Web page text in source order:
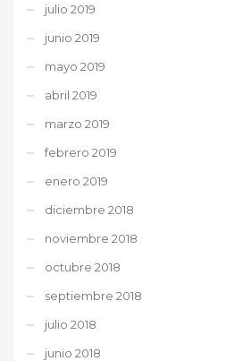
julio 2019
junio 2019
mayo 2019
abril 2019
marzo 2019
febrero 2019
enero 2019
diciembre 2018
noviembre 2018
octubre 2018
septiembre 2018
julio 2018
junio 2018